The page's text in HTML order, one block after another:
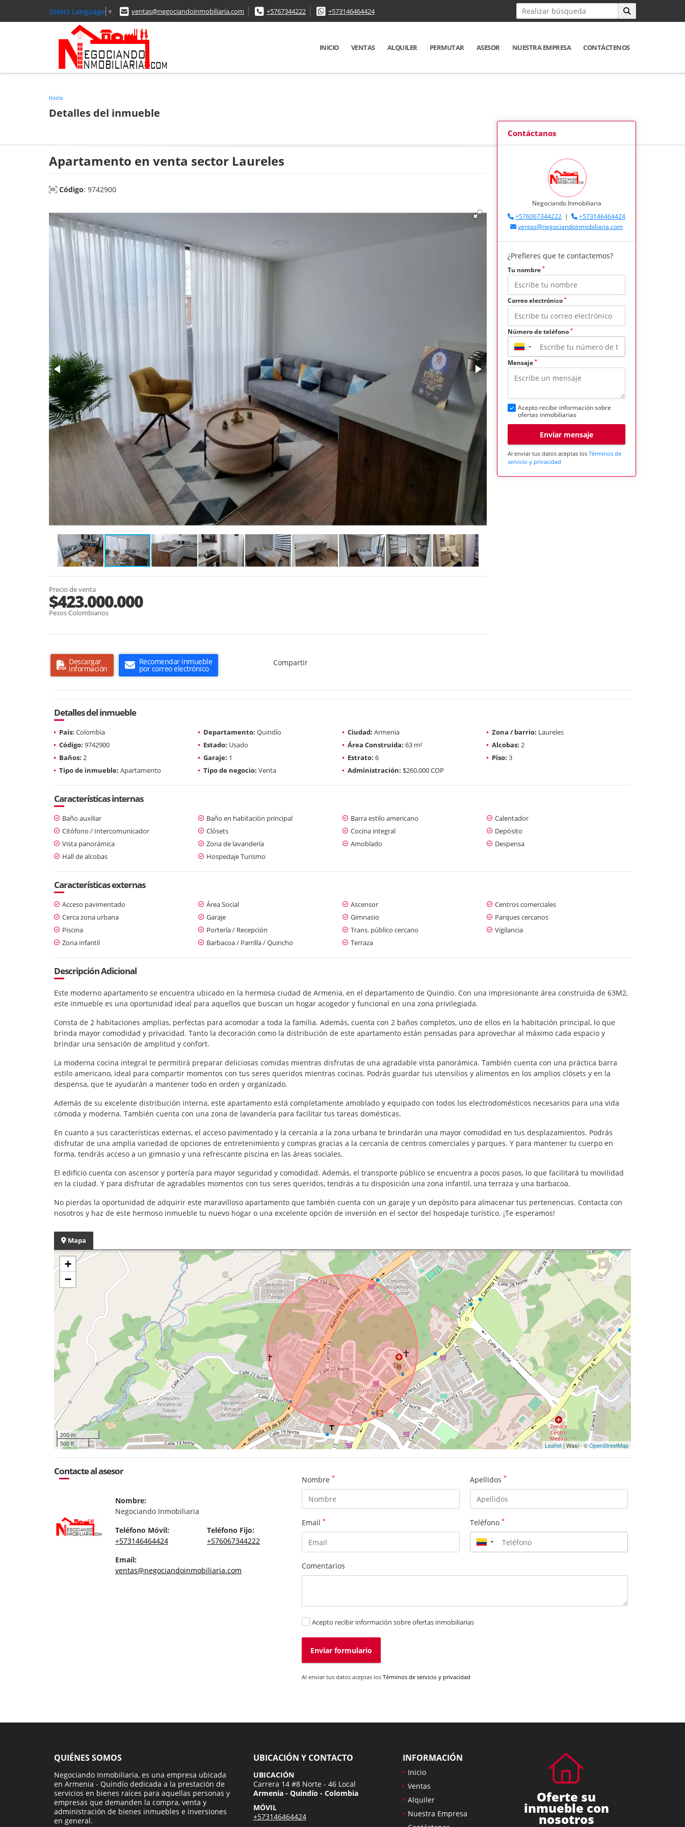
Select Language ▼ ventas@negociandoinmobiliaria.com +5767344222 +573146464424
INICIO VENTAS ALQUILER PERMUTAR ASESOR NUESTRA EMPRESA CONTÁCTENOS
Inicio
Detalles del inmueble
Apartamento en venta sector Laureles
Código: 9742900
Precio de venta
$423.000.000
Pesos Colombianos
Descargar
información
Recomendar inmueble
por correo electrónico
Compartir
Contáctanos
Negociando Inmobiliaria
+576067344222 |
+573146464424
ventas@negociandoinmobiliaria.com
¿Prefieres que te contactemos?
Tu nombre *
Correo electrónico *
Número de teléfono *
▼
Mensaje *
Acepto recibir información sobre
ofertas inmobiliarias
Enviar mensaje
Al enviar tus datos aceptas los Términos de
servicio y privacidad
Detalles del inmueble
País: Colombia Departamento: Quindío Ciudad: Armenia Zona / barrio: Laureles
Código: 9742900 Estado: Usado Área Construida: 63 m² Alcobas: 2
Baños: 2 Garaje: 1 Estrato: 6 Piso: 3
Tipo de inmueble: Apartamento Tipo de negocio: Venta Administración: $260.000 COP
Características internas
Baño auxiliar Baño en habitación principal Barra estilo americano
Calentador
Citófono / Intercomunicador
Clósets Cocina integral
Depósito
Vista panorámica
Zona de lavandería Amoblado
Despensa
Hall de alcobas
Hospedaje Turismo
Características externas
Acceso pavimentado Área Social Ascensor
Centros comerciales
Cerca zona urbana
Garaje Gimnasio
Parques cercanos
Piscina
Portería / Recepción Trans. público cercano
Vigilancia
Zona infantil
Barbacoa / Parrilla / Quincho Terraza
Descripción Adicional
Este moderno apartamento se encuentra ubicado en la hermosa ciudad de Armenia, en el departamento de Quindío. Con una impresionante área construida de 63M2,
este inmueble es una oportunidad ideal para aquellos que buscan un hogar acogedor y funcional en una zona privilegiada.
Consta de 2 habitaciones amplias, perfectas para acomodar a toda la familia. Además, cuenta con 2 baños completos, uno de ellos en la habitación principal, lo que
brinda mayor comodidad y privacidad. Tanto la decoración como la distribución de este apartamento están pensadas para aprovechar al máximo cada espacio y
brindar una sensación de amplitud y confort.
La moderna cocina integral te permitirá preparar deliciosas comidas mientras disfrutas de una agradable vista panorámica. También cuenta con una práctica barra
estilo americano, ideal para compartir momentos con tus seres queridos mientras cocinas. Podrás guardar tus utensilios y alimentos en los amplios clósets y en la
despensa, que te ayudarán a mantener todo en orden y organizado.
Además de su excelente distribución interna, este apartamento está completamente amoblado y equipado con todos los electrodomésticos necesarios para una vida
cómoda y moderna. También cuenta con una zona de lavandería para facilitar tus tareas domésticas.
En cuanto a sus características externas, el acceso pavimentado y la cercanía a la zona urbana te brindarán una mayor comodidad en tus desplazamientos. Podrás
disfrutar de una amplia variedad de opciones de entretenimiento y compras gracias a la cercanía de centros comerciales y parques. Y para mantener tu cuerpo en
forma, tendrás acceso a un gimnasio y una refrescante piscina en las áreas sociales.
El edificio cuenta con ascensor y portería para mayor seguridad y comodidad. Además, el transporte público se encuentra a pocos pasos, lo que facilitará tu movilidad
en la ciudad. Y para disfrutar de agradables momentos con tus seres queridos, tendrás a tu disposición una zona infantil, una terraza y una barbacoa.
No pierdas la oportunidad de adquirir este maravilloso apartamento que también cuenta con un garaje y un depósito para almacenar tus pertenencias. Contacta con
nosotros y haz de este hermoso inmueble tu nuevo hogar o una excelente opción de inversión en el sector del hospedaje turístico. ¡Te esperamos!
Mapa
+
−
200 m
500 ft
Leaflet | Wasi - ©OpenStreetMap
Contacte al asesor
Nombre:
Negociando Inmobiliaria
Teléfono Móvil:
+573146464424
Teléfono Fijo:
+576067344222
Email:
ventas@negociandoinmobiliaria.com
Nombre * Apellidos *
Email * Teléfono *
▼
Comentarios
Acepto recibir información sobre ofertas inmobiliarias
Enviar formulario
Al enviar tus datos aceptas los Términos de servicio y privacidad
QUIÉNES SOMOS
Negociando Inmobiliaria, es una empresa ubicada
en Armenia - Quindío dedicada a la prestación de
servicios en bienes raíces para aquellas personas y
empresas que demanden la compra, venta y
administración de bienes inmuebles e inversiones
en general.
UBICACIÓN Y CONTACTO
UBICACIÓN
Carrera 14 #8 Norte - 46 Local
Armenia - Quindío - Colombia
MÓVIL
+573146464424
INFORMACIÓN
Inicio
Ventas
Alquiler
Nuestra Empresa
Oferte su
inmueble con
nosotros